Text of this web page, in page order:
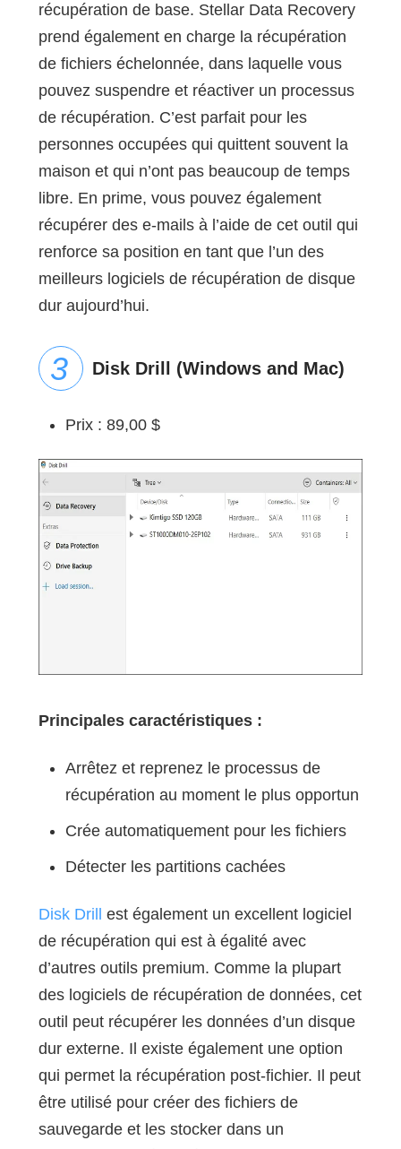
récupération de base. Stellar Data Recovery
prend également en charge la récupération
de fichiers échelonnée, dans laquelle vous
pouvez suspendre et réactiver un processus
de récupération. C’est parfait pour les
personnes occupées qui quittent souvent la
maison et qui n’ont pas beaucoup de temps
libre. En prime, vous pouvez également
récupérer des e-mails à l’aide de cet outil qui
renforce sa position en tant que l’un des
meilleurs logiciels de récupération de disque
dur aujourd’hui.
Disk Drill (Windows and Mac)
Prix : 89,00 $
Principales caractéristiques :
Arrêtez et reprenez le processus de
récupération au moment le plus opportun
Crée automatiquement pour les fichiers
Détecter les partitions cachées
Disk Drill est également un excellent logiciel
de récupération qui est à égalité avec
d’autres outils premium. Comme la plupart
des logiciels de récupération de données, cet
outil peut récupérer les données d’un disque
dur externe. Il existe également une option
qui permet la récupération post-fichier. Il peut
être utilisé pour créer des fichiers de
sauvegarde et les stocker dans un